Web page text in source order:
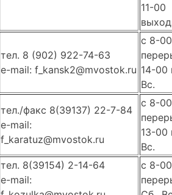
11-00
тел. 8 (902) 922-74-63
e-mail: f_kansk2@mvostok.ru
c 8-
14-00
Вс.
тел./факс 8(39137) 22-7-84
e-mail:
f_karatuz@mvostok.ru
с 8-
13-00
Вс.
тел. 8(39154) 2-14-64
e-mail:
c 8-